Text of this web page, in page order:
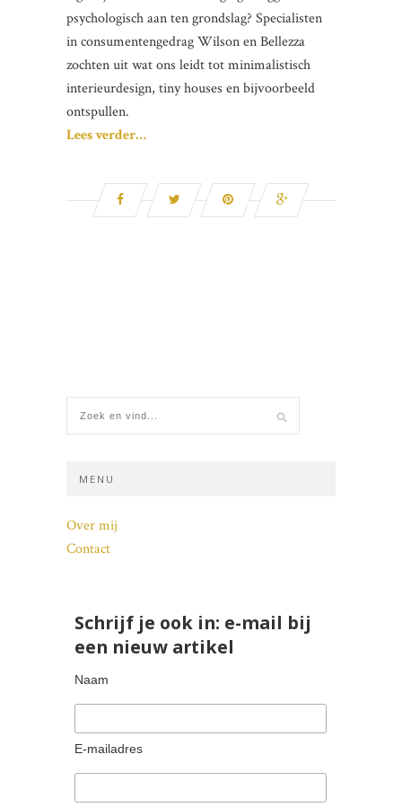
psychologisch aan ten grondslag? Specialisten
in consumentengedrag Wilson en Bellezza
zochten uit wat ons leidt tot minimalistisch
interieurdesign, tiny houses en bijvoorbeeld
ontspullen.
Lees verder…
MENU
Over mij
Contact
Schrijf je ook in: e-mail bij
een nieuw artikel
Naam
E-mailadres